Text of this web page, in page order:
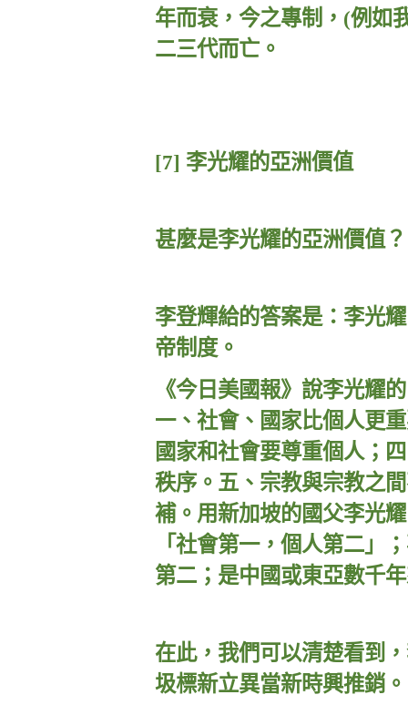
年而衰，今之專制， (例如
二三代而亡。
[7] 李光耀的亞洲價值
甚麼是李光耀的亞洲價值？
李登輝給的答案是：李光
帝制度。
《今日美國報》說李光耀
一、社會、國家比個人更
國家和社會要尊重個人；
秩序。五、宗教與宗教之
補。用新加坡的國父李光
「社會第一，個人第二」
第二；是中國或東亞數千
在此，我們可以清楚看到
圾標新立異當新時興推銷。